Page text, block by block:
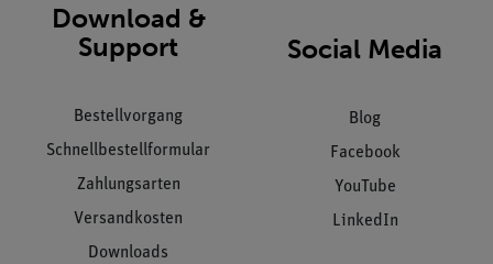
Download &
Support
Bestellvorgang
Schnellbestellformular
Zahlungsarten
Versandkosten
Downloads
Social Media
Blog
Facebook
YouTube
LinkedIn